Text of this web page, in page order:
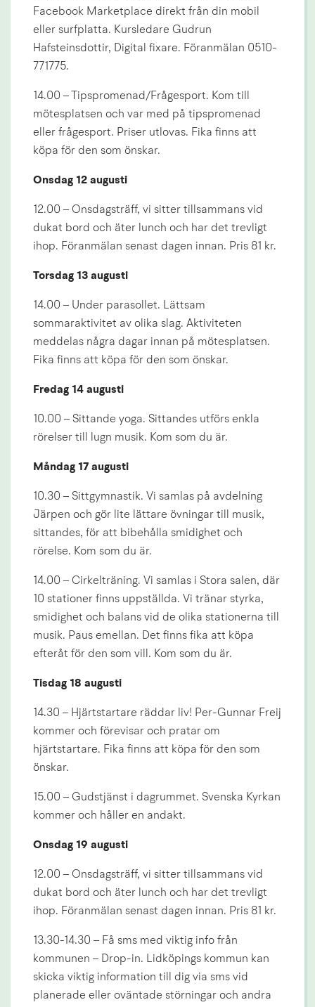
Facebook Marketplace direkt från din mobil
eller surfplatta. Kursledare Gudrun
Hafsteinsdottir, Digital fixare. Föranmälan 0510-
771775.
14.00 – Tipspromenad/Frågesport. Kom till
mötesplatsen och var med på tipspromenad
eller frågesport. Priser utlovas. Fika finns att
köpa för den som önskar.
Onsdag 12 augusti
12.00 – Onsdagsträff, vi sitter tillsammans vid
dukat bord och äter lunch och har det trevligt
ihop. Föranmälan senast dagen innan. Pris 81 kr.
Torsdag 13 augusti
14.00 – Under parasollet. Lättsam
sommaraktivitet av olika slag. Aktiviteten
meddelas några dagar innan på mötesplatsen.
Fika finns att köpa för den som önskar.
Fredag 14 augusti
10.00 – Sittande yoga. Sittandes utförs enkla
rörelser till lugn musik. Kom som du är.
Måndag 17 augusti
10.30 – Sittgymnastik. Vi samlas på avdelning
Järpen och gör lite lättare övningar till musik,
sittandes, för att bibehålla smidighet och
rörelse. Kom som du är.
14.00 – Cirkelträning. Vi samlas i Stora salen, där
10 stationer finns uppställda. Vi tränar styrka,
smidighet och balans vid de olika stationerna till
musik. Paus emellan. Det finns fika att köpa
efteråt för den som vill. Kom som du är.
Tisdag 18 augusti
14.30 – Hjärtstartare räddar liv! Per-Gunnar Freij
kommer och förevisar och pratar om
hjärtstartare. Fika finns att köpa för den som
önskar.
15.00 – Gudstjänst i dagrummet. Svenska Kyrkan
kommer och håller en andakt.
Onsdag 19 augusti
12.00 – Onsdagsträff, vi sitter tillsammans vid
dukat bord och äter lunch och har det trevligt
ihop. Föranmälan senast dagen innan. Pris 81 kr.
13.30-14.30 – Få sms med viktig info från
kommunen – Drop-in. Lidköpings kommun kan
skicka viktig information till dig via sms vid
planerade eller oväntade störningar och andra